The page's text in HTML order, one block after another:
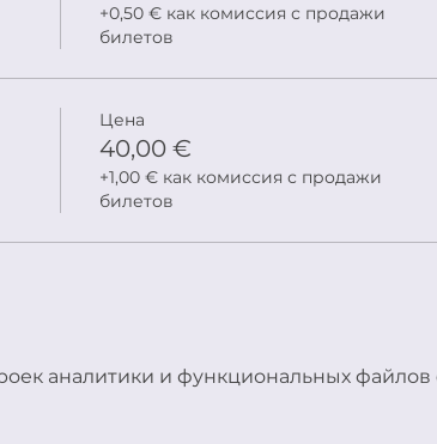
+0,50 € как комиссия с продажи
билетов
Цена
40,00 €
+1,00 € как комиссия с продажи
билетов
аналитики и функциональных файлов